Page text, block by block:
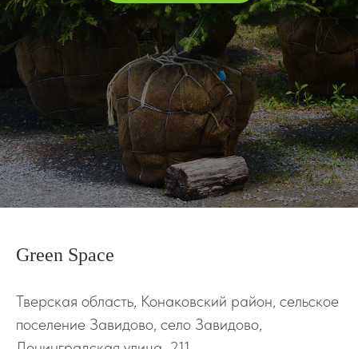
Green Space
Тверская область, Конаковский район, сельское
поселение Завидово, село Завидово,